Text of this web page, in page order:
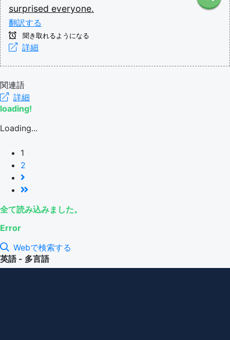
surprised everyone.
翻訳する
聞き取れるようになる
詳細
関連語
詳細
loading!
Loading...
1
2
全て読み込みました。
Error
Webで検索する
英語 - 多言語